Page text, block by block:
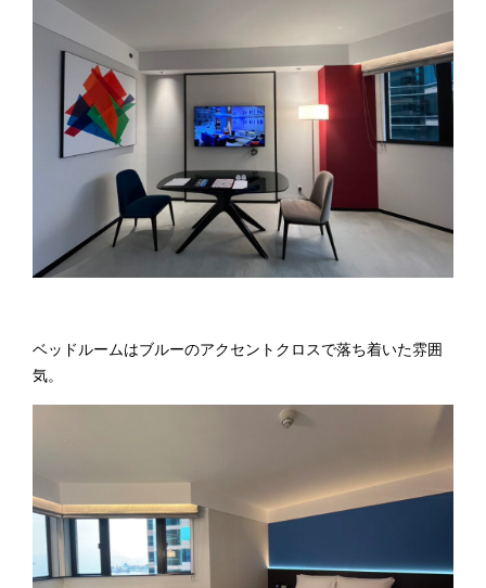
ベッドルームはブルーのアクセントクロスで落ち着いた雰囲
気。